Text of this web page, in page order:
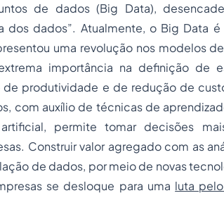
de dados (Big Data),
dos dados”. Atualmente, o Big Data é
uma revolução nos modelos
importância na definição de
produtividade e de redução de
com auxílio de técnicas de
permite tomar decisões
Construir valor agregado com as
de dados, por meio de novas
se desloque para uma luta